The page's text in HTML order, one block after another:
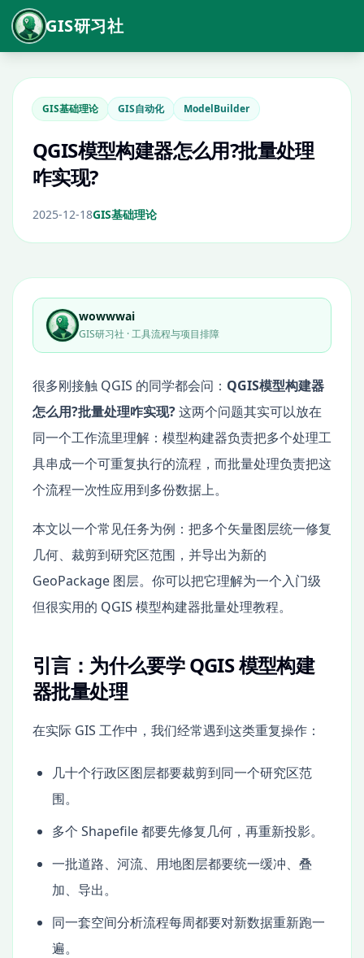
GIS研习社
GIS基础理论 GIS自动化 ModelBuilder
QGIS模型构建器怎么用?批量处理
咋实现?
2025-12-18GIS基础理论
wowwwai
GIS研习社 · 工具流程与项目排障
很多刚接触 QGIS 的同学都会问： QGIS模型构建器
怎么用?批量处理咋实现?这两个问题其实可以放在
同一个工作流里理解：模型构建器负责把多个处理工
具串成一个可重复执行的流程，而批量处理负责把这
个流程一次性应用到多份数据上。
本文以一个常见任务为例：把多个矢量图层统一修复
几何、裁剪到研究区范围，并导出为新的
GeoPackage 图层。你可以把它理解为一个入门级
但很实用的 QGIS 模型构建器批量处理教程。
引言：为什么要学 QGIS 模型构建
器批量处理
在实际 GIS 工作中，我们经常遇到这类重复操作：
几十个行政区图层都要裁剪到同一个研究区范
围。
多个 Shapefile 都要先修复几何，再重新投影。
一批道路、河流、用地图层都要统一缓冲、叠
加、导出。
同一套空间分析流程每周都要对新数据重新跑一
遍。